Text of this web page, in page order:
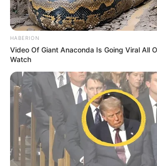
Όλα τα κείμενα και οι εικόνες είναι
ΝΙΚΟΛΑΟΣ ΑΝΑΞΙΜΑΝΔΡΟΣ. Aπαγορεύεται
αναδημοσίευση και η τροποποίησή τους
γραπτή άδεια του δημιουργού τους. Με
δικαιώματος. Διαβάστε την
Πολιτική
να το χρησιμοποιήσετε, καθώς
αποδέχεστε. Ο ιστότοπος διατηρεί το
τους όρους χρήσης.
HABERION
Video Of Giant Anaconda Is Going Viral All
Watch